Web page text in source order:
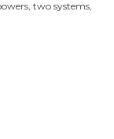
two systems,